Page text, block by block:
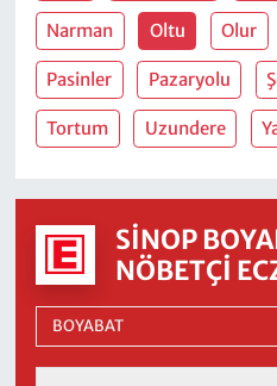
Narman Oltu Olur
Pasinler Pazaryolu
Tortum Uzundere
SINOP
NÖBETÇI